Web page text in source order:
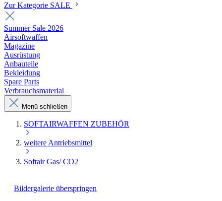
Zur Kategorie SALE
Summer Sale 2026
Airsoftwaffen
Magazine
Ausrüstung
Anbauteile
Bekleidung
Spare Parts
Verbrauchsmaterial
Menü schließen
SOFTAIRWAFFEN ZUBEHÖR
weitere Antriebsmittel
Softair Gas/ CO2
Bildergalerie überspringen